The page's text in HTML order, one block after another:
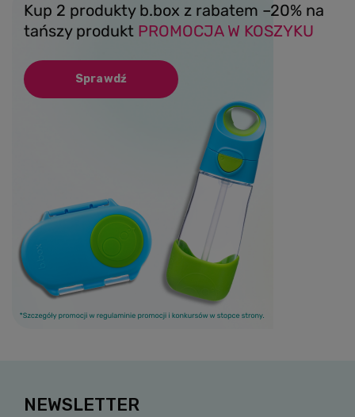
Kup 2 produkty b.box z rabatem –20% na
tańszy produkt PROMOCJA W KOSZYKU
Sprawdź
NEWSLETTER